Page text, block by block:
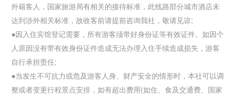
外籍客人，国家旅游局有相关的接待标准，此线路部分城市酒店未
达到涉外相关标准，故收客前请提前咨询我社，敬请见谅;
●因入住宾馆登记需要，所有游客须带好身份证等有效证件。如因个
人原因没有带有效身份证件造成无法办理入住手续造成损失，游客
自行承担责任;
●当发生不可抗力或危及游客人身、财产安全的情形时，本社可以调
整或者变更行程景点安排，如有超出费用(如住、食及交通费、国家